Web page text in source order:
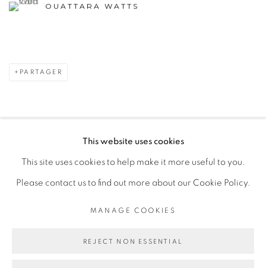
OUATTARA WATTS
PARTAGER
MANAGE COOKIES
COPYRIGHT © 2026 GALERIE CÉCILE FAKHOURY
SITE BY ARTLOGIC
This website uses cookies
This site uses cookies to help make it more useful to you.
Please contact us to find out more about our Cookie Policy.
MANAGE COOKIES
REJECT NON ESSENTIAL